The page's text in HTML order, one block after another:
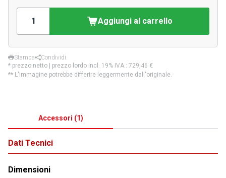
Aggiungi al carrello
Stampa
Condividi
* prezzo netto | prezzo lordo incl. 19% IVA.: 729,46 €
** L'immagine potrebbe differire leggermente dall'originale.
Accessori (1)
Dati Tecnici
Dimensioni